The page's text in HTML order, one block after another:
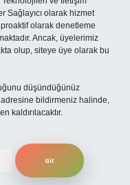
Sağlayıcı olarak hizmet
olarak denetleme
Ancak, üyelerimiz
olup, siteye üye olarak bu
düşündüğünüz
adresine bildirmeniz halinde,
kaldırılacaktır.